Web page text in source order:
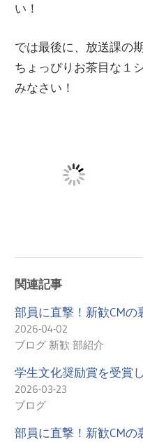
い！
では最後に、放送課の
ちょっぴりお茶目な１
みなさい！
関連記事
部員に直撃！新歓CMの
2026-04-02
ブログ 新歓 部紹介
学生文化奨励賞を受賞
2026-03-23
ブログ
部員に直撃！新歓CMの